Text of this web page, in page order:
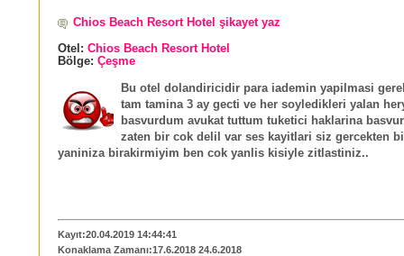
Chios Beach Resort Hotel şikayet yaz
Otel: Chios Beach Resort Hotel
Bölge: Çeşme
Bu otel dolandiricidir para iademin yapilmasi
tam tamina 3 ay gecti ve her soyledikleri yalan
basvurdum avukat tuttum tuketici haklarina
zaten bir cok delil var ses kayitlari siz gercekten
yaniniza birakirmiyim ben cok yanlis kisiyle zitlastiniz..
Kayıt:20.04.2019 14:44:41
Konaklama Zamanı:17.6.2018 24.6.2018